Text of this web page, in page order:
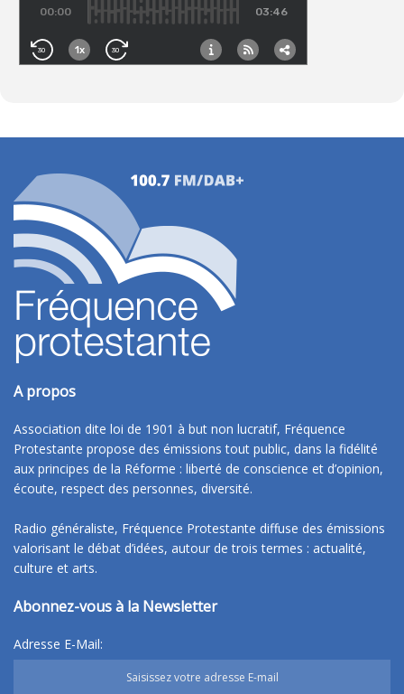
A propos
Association dite loi de 1901 à but non lucratif, Fréquence
Protestante propose des émissions tout public, dans la fidélité
aux principes de la Réforme : liberté de conscience et d’opinion,
écoute, respect des personnes, diversité.
Radio généraliste, Fréquence Protestante diffuse des émissions
valorisant le débat d’idées, autour de trois termes : actualité,
culture et arts.
Abonnez-vous à la Newsletter
Adresse E-Mail: